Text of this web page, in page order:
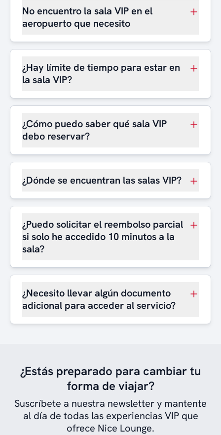
No encuentro la sala VIP en el
aeropuerto que necesito
¿Hay límite de tiempo para estar en
la sala VIP?
¿Cómo puedo saber qué sala VIP
debo reservar?
¿Dónde se encuentran las salas VIP?
¿Puedo solicitar el reembolso parcial
si solo he accedido 10 minutos a la
sala?
¿Necesito llevar algún documento
adicional para acceder al servicio?
¿Estás preparado para cambiar tu
forma de viajar?
Suscríbete a nuestra newsletter y mantente
al día de todas las experiencias VIP que
ofrece Nice Lounge.